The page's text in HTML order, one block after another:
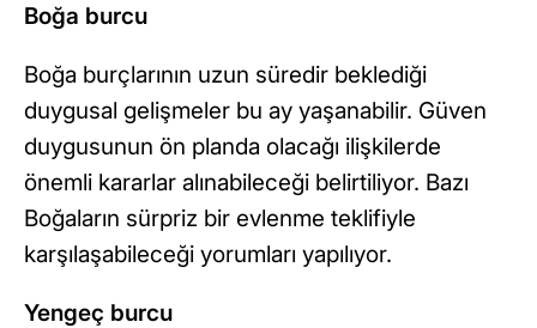
Boğa burcu
Boğa burçlarının uzun süredir beklediği
duygusal gelişmeler bu ay yaşanabilir. Güven
duygusunun ön planda olacağı ilişkilerde
önemli kararlar alınabileceği belirtiliyor. Bazı
Boğaların sürpriz bir evlenme teklifiyle
karşılaşabileceği yorumları yapılıyor.
Yengeç burcu